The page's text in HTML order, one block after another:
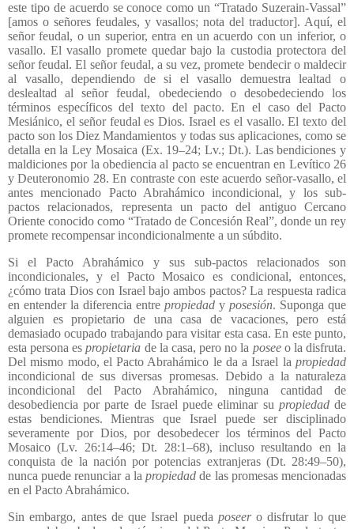
este tipo de acuerdo se conoce como un “Tratado Suzerain-Vassal”
[amos o señores feudales, y vasallos; nota del traductor]. Aquí, el
señor feudal, o un superior, entra en un acuerdo con un inferior, o
vasallo. El vasallo promete quedar bajo la custodia protectora del
señor feudal. El señor feudal, a su vez, promete bendecir o maldecir
al vasallo, dependiendo de si el vasallo demuestra lealtad o
deslealtad al señor feudal, obedeciendo o desobedeciendo los
términos específicos del texto del pacto. En el caso del Pacto
Mesiánico, el señor feudal es Dios. Israel es el vasallo. El texto del
pacto son los Diez Mandamientos y todas sus aplicaciones, como se
detalla en la Ley Mosaica (Ex. 19–24; Lv.; Dt.). Las bendiciones y
maldiciones por la obediencia al pacto se encuentran en Levítico 26
y Deuteronomio 28. En contraste con este acuerdo señor-vasallo, el
antes mencionado Pacto Abrahámico incondicional, y los sub-
pactos relacionados, representa un pacto del antiguo Cercano
Oriente conocido como “Tratado de Concesión Real”, donde un rey
promete recompensar incondicionalmente a un súbdito.
Si el Pacto Abrahámico y sus sub-pactos relacionados son
incondicionales, y el Pacto Mosaico es condicional, entonces,
¿cómo trata Dios con Israel bajo ambos pactos? La respuesta radica
en entender la diferencia entre propiedad y posesión. Suponga que
alguien es propietario de una casa de vacaciones, pero está
demasiado ocupado trabajando para visitar esta casa. En este punto,
esta persona espropietaria de la casa, pero no la poseeo la disfruta.
Del mismo modo, el Pacto Abrahámico le da a Israel la propiedad
incondicional de sus diversas promesas. Debido a la naturaleza
incondicional del Pacto Abrahámico, ninguna cantidad de
desobediencia por parte de Israel puede eliminar su propiedadde
estas bendiciones. Mientras que Israel puede ser disciplinado
severamente por Dios, por desobedecer los términos del Pacto
Mosaico (Lv. 26:14–46; Dt. 28:1–68), incluso resultando en la
conquista de la nación por potencias extranjeras (Dt. 28:49–50),
nunca puede renunciar a lapropiedad de las promesas mencionadas
en el Pacto Abrahámico.
Sin embargo, antes de que Israel pueda poseero disfrutar lo que